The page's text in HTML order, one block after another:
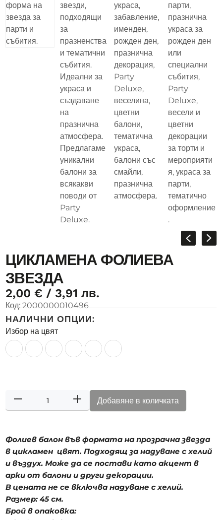
ЦИКЛАМЕНА ФОЛИЕВА
ЗВЕЗДА
2,00 € / 3,91 лв.
Код: 2000000010496
НАЛИЧНИ ОПЦИИ:
Избор на цвят
Добавяне в количката
Фолиев балон във формата на прозрачна звезда
в цикламен цвят. Подходящ за надуване с хелий
и въздух. Може да се постави като акцент в
арки от балони и други декорации.
В цената не се включва надуване с хелий.
Размер: 45 см.
Брой в опаковка: